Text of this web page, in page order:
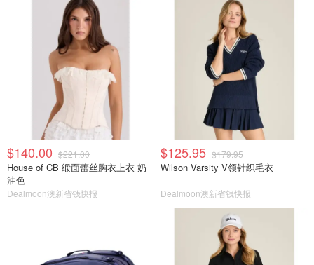
$140.00 $221.00
House of CB 缎面蕾丝胸衣上衣 奶
油色
Dealmoon澳新省钱快报
$125.95 $179.95
Wilson Varsity V领针织毛衣
Dealmoon澳新省钱快报